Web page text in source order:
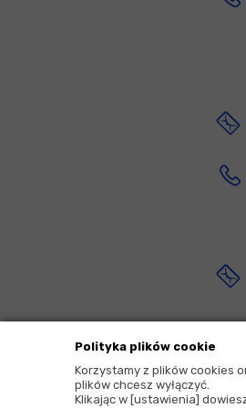
Polityka plików cookie
Korzystamy z plików cookies
plików chcesz wyłączyć.
Klikając w [ustawienia]
2026 © Copyrights by |